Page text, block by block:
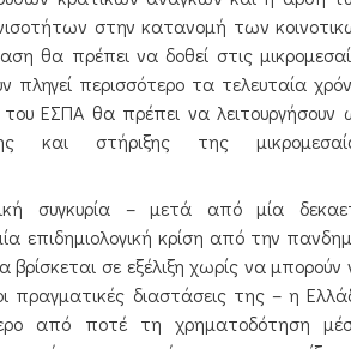
στην κατανομή των
θα πρέπει να δοθεί στις
πληγεί περισσότερο τα τελευταία
ΕΣΠΑ θα πρέπει να λειτουργήσουν
και στήριξης της
συγκυρία – μετά από μία
επιδημιολογική κρίση από την
βρίσκεται σε εξέλιξη χωρίς να μπορούν
πραγματικές διαστάσεις της – η
από ποτέ τη χρηματοδότηση